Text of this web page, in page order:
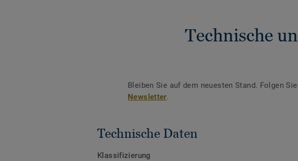
Technische
Bleiben Sie auf dem neuesten Stand. Folgen
Newsletter.
Technische Daten
Klassifizierung